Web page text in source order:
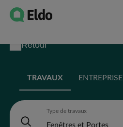
Retour
TRAVAUX ENTREPRISE
Type de travaux